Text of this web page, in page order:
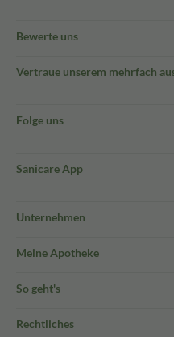
Bewerte uns
Vertraue unserem mehrfach
Folge uns
Sanicare App
Unternehmen
Meine Apotheke
So geht's
Rechtliches